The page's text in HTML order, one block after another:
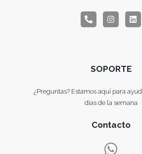
SOPORTE
¿Preguntas? Estamos aquí para
días de la semana
Contacto